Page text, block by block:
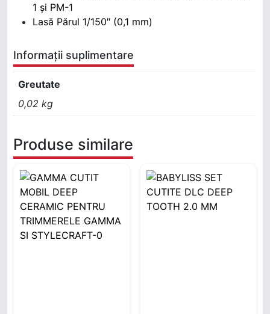
1 și PM-1
Lasă Părul 1/150″ (0,1 mm)
Informații suplimentare
Greutate
0,02 kg
Produse similare